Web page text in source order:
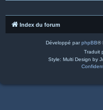
Index du forum
Développé parphpBB®
Traduit
Style: Multi Design by